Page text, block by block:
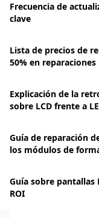
Frecuencia de
clave
Lista de precios de
50% en reparaciones
Explicación de la
sobre LCD frente a
Guía de reparación
los módulos de
Guía sobre
ROI